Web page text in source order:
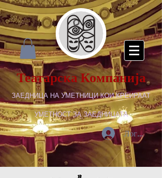
Театарска Компанија
ЗАЕДНИЦА НА УМЕТНИЦИ КОИ КРЕИРААТ
УМЕТНОСТ ЗА ЗАЕДНИЦАТА
Логирај се